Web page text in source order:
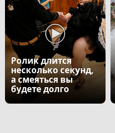
Ролик длится
несколько секунд,
а смеяться вы
будете долго